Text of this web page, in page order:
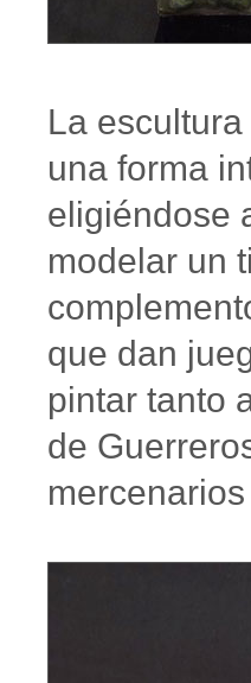
La
una forma
eligiéndose
modelar un
que dan
pintar tanto
de